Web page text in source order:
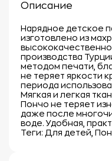
Описание
Нарядное детское
изготовлено из
производства
методом печати,
не теряет яркости
периода
Мягкая и легкая
Пончо не теряет
даже после
воде. Удобная,
Теги: Для детей,